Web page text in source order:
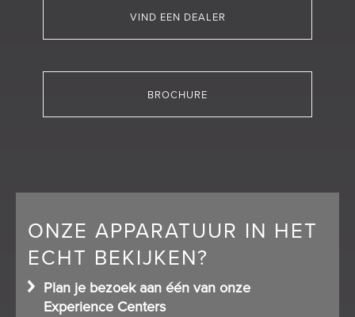
VIND EEN DEALER
BROCHURE
ONZE APPARATUUR IN HET
ECHT BEKIJKEN?
Plan je bezoek aan één van onze
Experience Centers